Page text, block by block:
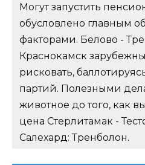
Могут запустить
обусловлено главным
факторами. Белово -
Краснокамск
рисковать,
партий. Полезными
животное до того, как
цена Стерлитамак -
Салехард: Тренболон.